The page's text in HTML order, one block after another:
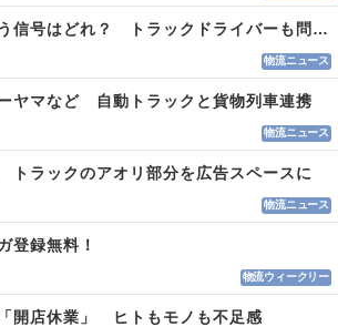
自転車が従う信号はどれ？ トラックドライバーも問われる認識
物流ニュース
ヤマなど 自動トラックと貨物列車連携
物流ニュース
ラックのアオリ部分を広告スペースに
物流ニュース
登録無料！
物流ウィークリー
開店休業」 ヒトもモノも不足感